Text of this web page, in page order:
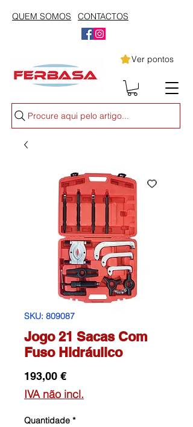
QUEM SOMOS CONTACTOS
Ver pontos
Procure aqui pelo artigo...
SKU: 809087
Jogo 21 Sacas Com
Fuso Hidráulico
193,00 €Preço
IVA não incl.
Quantidade *